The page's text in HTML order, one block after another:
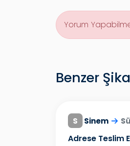
Yorum
Benzer
S Sinem
Adrese Teslim